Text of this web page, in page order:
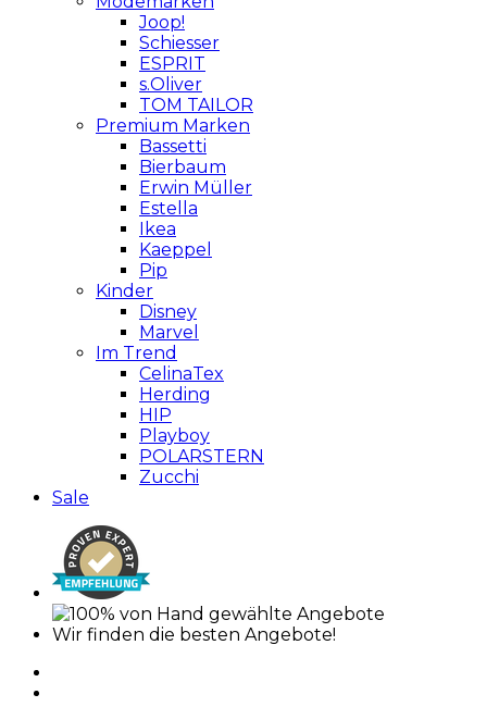
Joop!
Schiesser
ESPRIT
s.Oliver
TOM TAILOR
Premium Marken
Bassetti
Bierbaum
Erwin Müller
Estella
Ikea
Kaeppel
Pip
Kinder
Disney
Marvel
Im Trend
CelinaTex
Herding
HIP
Playboy
POLARSTERN
Zucchi
Sale
Wir finden die besten Angebote!